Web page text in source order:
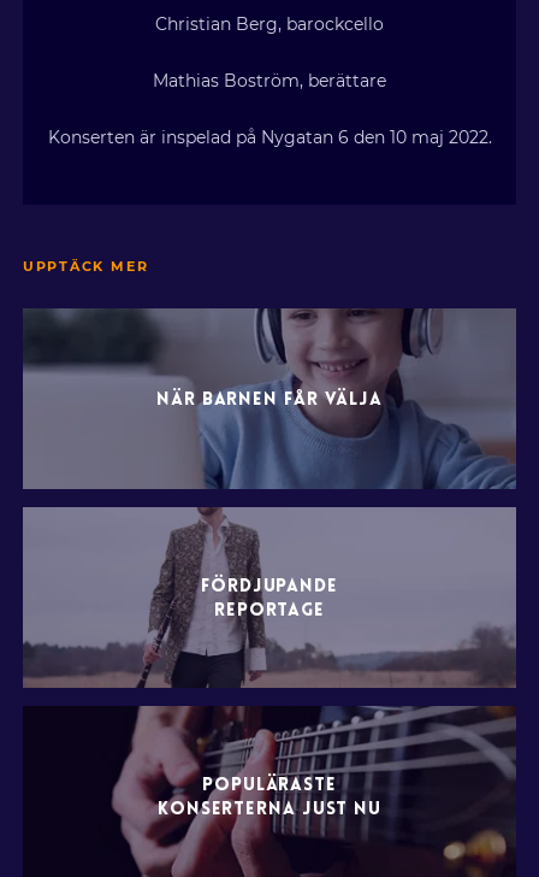
Christian Berg, barockcello
Mathias Boström, berättare
Konserten är inspelad på Nygatan 6 den 10 maj 2022.
UPPTÄCK MER
NÄR BARNEN FÅR VÄLJA
FÖRDJUPANDE
REPORTAGE
POPULÄRASTE
KONSERTERNA JUST NU